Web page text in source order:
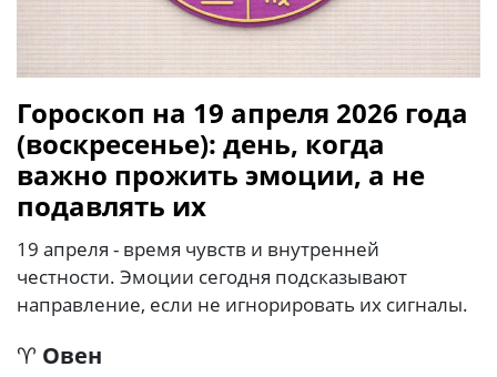
Гороскоп на 19 апреля 2026 года
(воскресенье): день, когда
важно прожить эмоции, а не
подавлять их
19 апреля - время чувств и внутренней
честности. Эмоции сегодня подсказывают
направление, если не игнорировать их сигналы.
♈ Овен